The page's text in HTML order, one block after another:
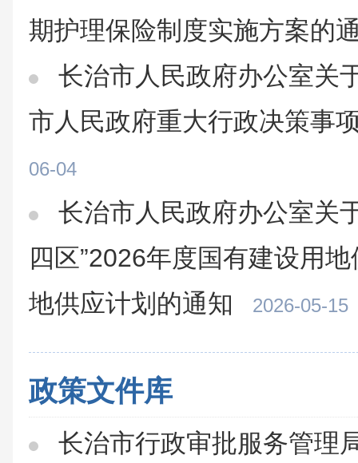
期护理保险制度实施方案的
长治市人民政府办公室关
市人民政府重大行政决策事
06-04
长治市人民政府办公室关
四区”2026年度国有建设用
地供应计划的通知
2026-05-15
政策文件库
长治市行政审批服务管理